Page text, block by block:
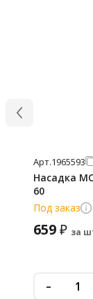
Арт.1965593
Насадка МОП
60
Под заказ
659₽ за
-